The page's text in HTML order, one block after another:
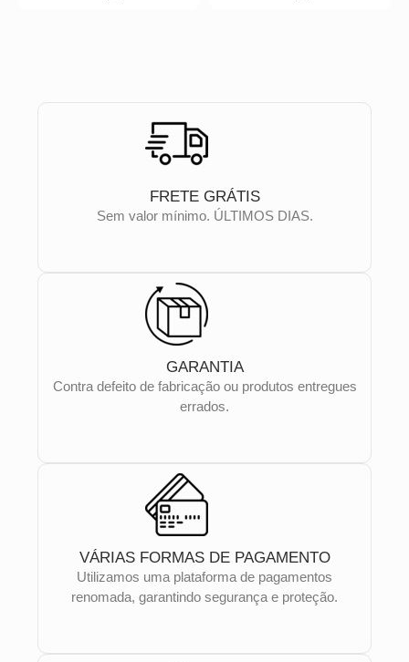
FRETE GRÁTIS
Sem valor mínimo. ÚLTIMOS DIAS.
GARANTIA
Contra defeito de fabricação ou produtos entregues
errados.
VÁRIAS FORMAS DE PAGAMENTO
Utilizamos uma plataforma de pagamentos
renomada, garantindo segurança e proteção.